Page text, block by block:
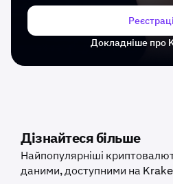
Докладніше про
Дізнайтеся більше
Найпопулярніші
даними, доступними на